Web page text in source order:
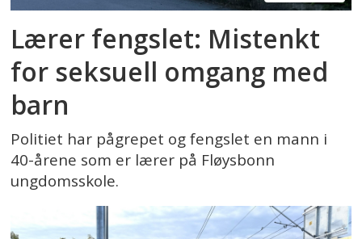
Lærer fengslet: Mistenkt
for seksuell omgang med
barn
Politiet har pågrepet og fengslet en mann i
40-årene som er lærer på Fløysbonn
ungdomsskole.